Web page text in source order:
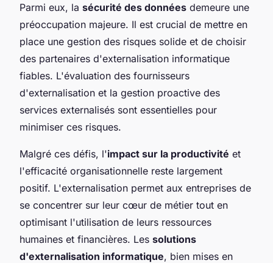
Parmi eux, la sécurité des données demeure une
préoccupation majeure. Il est crucial de mettre en
place une gestion des risques solide et de choisir
des partenaires d'externalisation informatique
fiables. L'évaluation des fournisseurs
d'externalisation et la gestion proactive des
services externalisés sont essentielles pour
minimiser ces risques.
Malgré ces défis, l'impact sur la productivité et
l'efficacité organisationnelle reste largement
positif. L'externalisation permet aux entreprises de
se concentrer sur leur cœur de métier tout en
optimisant l'utilisation de leurs ressources
humaines et financières. Les solutions
d'externalisation informatique, bien mises en